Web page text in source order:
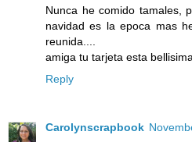
Nunca he comido tamales,
navidad es la epoca mas
reunida....
amiga tu tarjeta esta
Reply
Carolynscrapbook